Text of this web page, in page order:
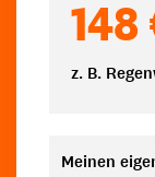
148
z. B.
Meinen